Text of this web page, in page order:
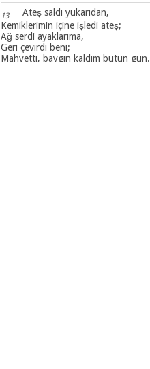
13
Ateş saldı yukarıdan,
Kemiklerimin içine işledi ateş;
Ağ serdi ayaklarıma,
Geri çevirdi beni;
Mahvetti, baygın kaldım bütün gün.